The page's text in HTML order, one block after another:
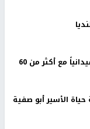
نادي الأسير: الاحتلال يعتقل ويحقق ميدانياً مع أكثر من 60
الأسير أبو صفية